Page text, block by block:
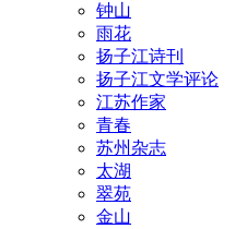
钟山
雨花
扬子江诗刊
扬子江文学评论
江苏作家
青春
苏州杂志
太湖
翠苑
金山